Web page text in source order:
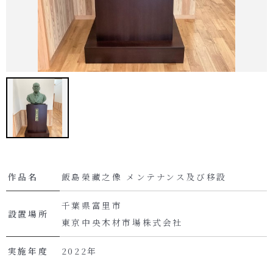
作品名 飯島榮藏之像 メンテナンス及び移設
設置場所
千葉県富里市
東京中央木材市場株式会社
実施年度 2022年